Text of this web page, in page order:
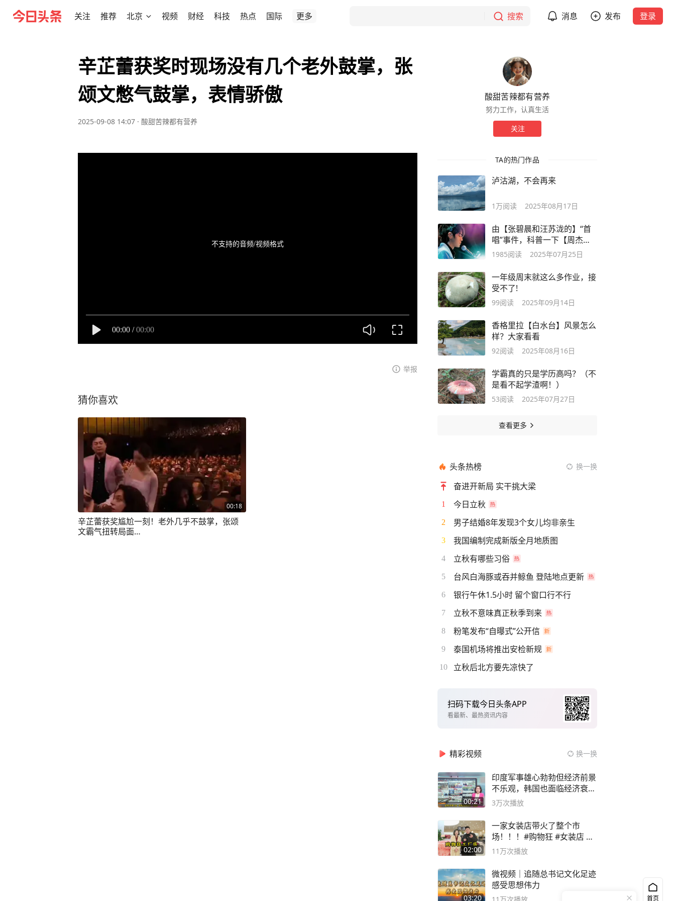
关注 推荐 北京 视频 财经 科技 热点 国际 更多 搜索 消息 发布 登录
辛芷蕾获奖时现场没有几个老外鼓掌，张
颂文憋气鼓掌，表情骄傲
2025-09-08 14:07 · 酸甜苦辣都有营养
不支持的音频/视频格式
00:00 / 00:00
举报
猜你喜欢
00:18
辛芷蕾获奖尴尬一刻！老外几乎不鼓掌，张颂
文霸气扭转局面…
酸甜苦辣都有营养
努力工作，认真生活
关注
TA的热门作品
泸沽湖，不会再来
1万阅读 2025年08月17日
由【张碧晨和汪苏泷的】“首
唱”事件，科普一下【周杰
伦】的版权
1985阅读 2025年07月25日
一年级周末就这么多作业，接
受不了!
99阅读 2025年09月14日
香格里拉【白水台】风景怎么
样？大家看看
92阅读 2025年08月16日
学霸真的只是学历高吗？（不
是看不起学渣啊！）
53阅读 2025年07月27日
查看更多
头条热榜 换一换
奋进开新局 实干挑大梁
1 今日立秋
2 男子结婚8年发现3个女儿均非亲生
3 我国编制完成新版全月地质图
4 立秋有哪些习俗
5 台风白海豚或吞并鲸鱼 登陆地点更新
6 银行午休1.5小时 留个窗口行不行
7 立秋不意味真正秋季到来
8 粉笔发布“自曝式”公开信
9 泰国机场将推出安检新规
10 立秋后北方要先凉快了
扫码下载今日头条APP
看最新、最热资讯内容
精彩视频 换一换
00:21
印度军事雄心勃勃但经济前景
不乐观，韩国也面临经济衰退
风险
3万次播放
02:00
一家女装店带火了整个市
场！！！#购物狂 #女装店 #
高品质女装
11万次播放
03:20
微视频｜追随总书记文化足迹
感受思想伟力
首页